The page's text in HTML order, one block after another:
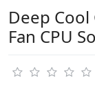
Deep
Fan CPU